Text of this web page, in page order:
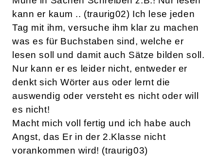
kann er kaum .. (traurig02) Ich lese jeden
Tag mit ihm, versuche ihm klar zu machen
was es für Buchstaben sind, welche er
lesen soll und damit auch Sätze bilden soll.
Nur kann er es leider nicht, entweder er
denkt sich Wörter aus oder lernt die
auswendig oder versteht es nicht oder will
es nicht!
Macht mich voll fertig und ich habe auch
Angst, das Er in der 2.Klasse nicht
vorankommen wird! (traurig03)